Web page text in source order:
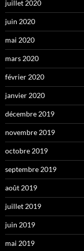
juillet 2020
juin 2020
mai 2020
mars 2020
février 2020
janvier 2020
décembre 2019
novembre 2019
octobre 2019
septembre 2019
août 2019
juillet 2019
juin 2019
mai 2019